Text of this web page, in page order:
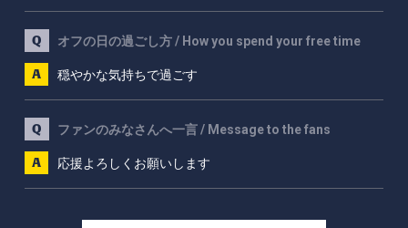
オフの日の過ごし方 / How you spend your free time
穏やかな気持ちで過ごす
ファンのみなさんへ一言 / Message to the fans
応援よろしくお願いします